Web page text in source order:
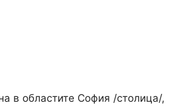
в областите София /столица/,